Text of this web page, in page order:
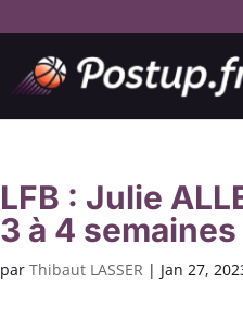
LFB : Julie
3 à 4 semaines
parThibaut LASSER | Jan 27,